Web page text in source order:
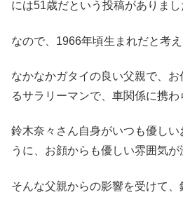
には51歳だという投稿がありまし
なので、1966年頃生まれだと考え
なかなかガタイの良い父親で、
るサラリーマンで、車関係に携わ
鈴木奈々さん自身がいつも優し
うに、お顔からも優しい雰囲気が
そんな父親からの影響を受けて